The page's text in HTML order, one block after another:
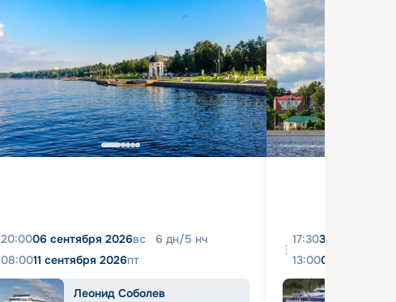
20:0006 сентября 2026вс 6 дн/5 нч
08:0011 сентября 2026пт
Леонид Соболев
17:3031 августа
13:0004 сентября